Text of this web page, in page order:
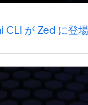
CLI が Zed に登場